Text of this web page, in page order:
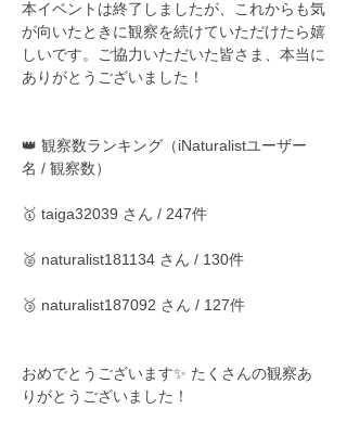
本イベントは終了しましたが、これからも気
が向いたときに観察を続けていただけたら嬉
しいです。ご協力いただいた皆さま、本当に
ありがとうございました！
👑 観察数ランキング（iNaturalistユーザー
名 / 観察数）
🥇 taiga32039 さん / 247件
🥈 naturalist181134 さん / 130件
🥉 naturalist187092 さん / 127件
おめでとうございます✨ たくさんの観察あ
りがとうございました！